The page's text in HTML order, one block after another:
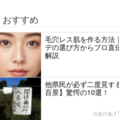
おすすめ
毛穴レス肌を作る方法
デの選び方からプロ直
解説
他県民が必ず二度見す
百景】驚愕の10選！
のあのあ /